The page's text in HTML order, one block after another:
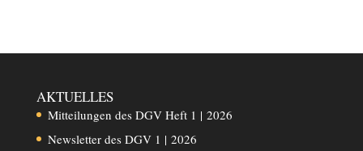
AKTUELLES
Mitteilungen des DGV Heft 1 | 2026
Newsletter des DGV 1 | 2026